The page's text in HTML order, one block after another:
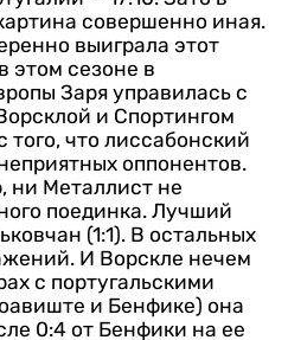
совершенно иная.
выиграла этот
этом сезоне в
Заря управилась с
и Спортингом
того, что лиссабонский
оппонентов.
ни Металлист не
поединка. Лучший
(1:1). В остальных
И Ворскле нечем
с португальскими
и Бенфике) она
0:4 от Бенфики на ее